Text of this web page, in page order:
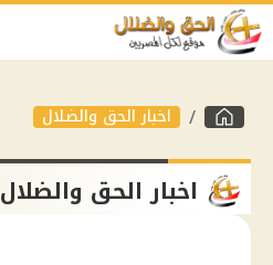
اخبار الحق والضلال
اخبار الحق والضلال